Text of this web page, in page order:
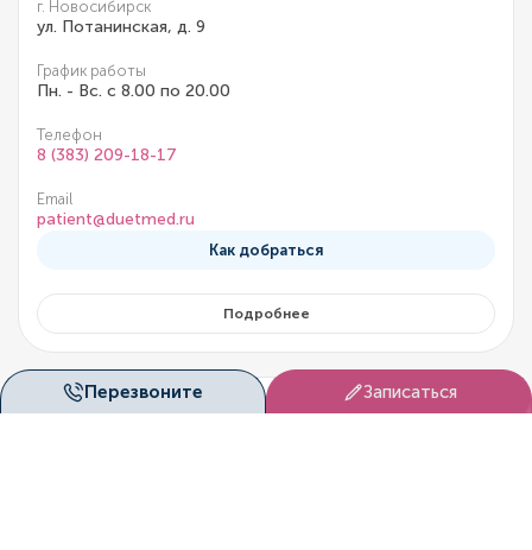
Перезвоните Записаться
г. Новосибирск
ул. Потанинская, д. 9
График работы
Пн. - Вс. с 8.00 по 20.00
Телефон
8 (383) 209-18-17
Email
patient@duetmed.ru
Как добраться
Подробнее